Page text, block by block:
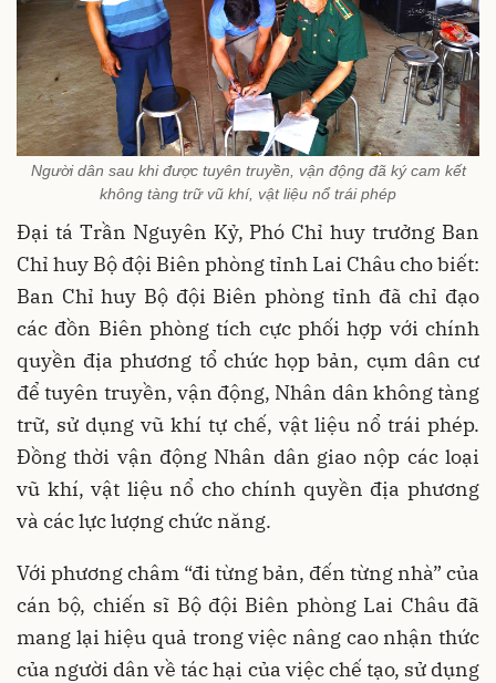
Người dân sau khi được tuyên truyền, vận động đã ký cam kết
không tàng trữ vũ khí, vật liệu nổ trái phép
Đại tá Trần Nguyên Kỷ, Phó Chỉ huy trưởng Ban
Chỉ huy Bộ đội Biên phòng tỉnh Lai Châu cho biết:
Ban Chỉ huy Bộ đội Biên phòng tỉnh đã chỉ đạo
các đồn Biên phòng tích cực phối hợp với chính
quyền địa phương tổ chức họp bản, cụm dân cư
để tuyên truyền, vận động, Nhân dân không tàng
trữ, sử dụng vũ khí tự chế, vật liệu nổ trái phép.
Đồng thời vận động Nhân dân giao nộp các loại
vũ khí, vật liệu nổ cho chính quyền địa phương
và các lực lượng chức năng.
Với phương châm “đi từng bản, đến từng nhà” của
cán bộ, chiến sĩ Bộ đội Biên phòng Lai Châu đã
mang lại hiệu quả trong việc nâng cao nhận thức
của người dân về tác hại của việc chế tạo, sử dụng